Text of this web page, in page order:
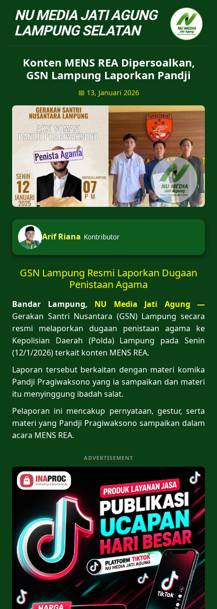
NU Jatiagung - Situs
Konten MENS REA Dipersoalkan,
GSN Lampung Laporkan Pandji
📅 13, Januari 2026
Arif Riana Kontributor
GSN Lampung Resmi Laporkan Dugaan
Penistaan Agama
Bandar Lampung, NU Media Jati Agung —
Gerakan Santri Nusantara (GSN) Lampung secara
resmi melaporkan dugaan penistaan agama ke
Kepolisian Daerah (Polda) Lampung pada Senin
(12/1/2026) terkait konten MENS REA.
Laporan tersebut berkaitan dengan materi komika
Pandji Pragiwaksono yang ia sampaikan dan materi
itu menyinggung ibadah salat.
Pelaporan ini mencakup pernyataan, gestur, serta
materi yang Pandji Pragiwaksono sampaikan dalam
acara MENS REA.
ADVERTISEMENT